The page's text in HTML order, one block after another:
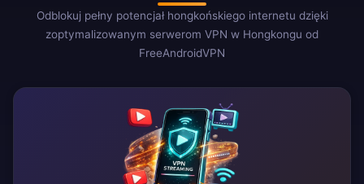
Odblokuj pełny potencjał hongkońskiego internetu dzięki
zoptymalizowanym serwerom VPN w Hongkongu od
FreeAndroidVPN